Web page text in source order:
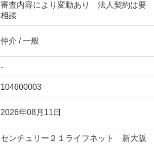
審査内容により変動あり 法人契約は要
相談
仲介 / 一般
-
104600003
2026年08月11日
センチュリー２１ライフネット 新大阪